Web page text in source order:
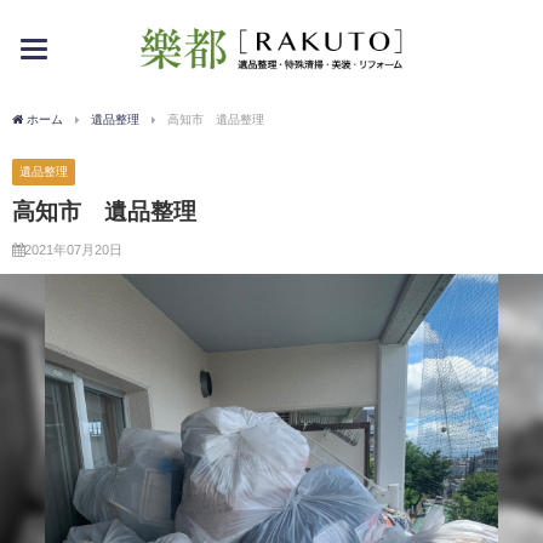
toggle
ホーム 遺品整理 高知市 遺品整理
遺品整理
高知市 遺品整理
2021年07月20日